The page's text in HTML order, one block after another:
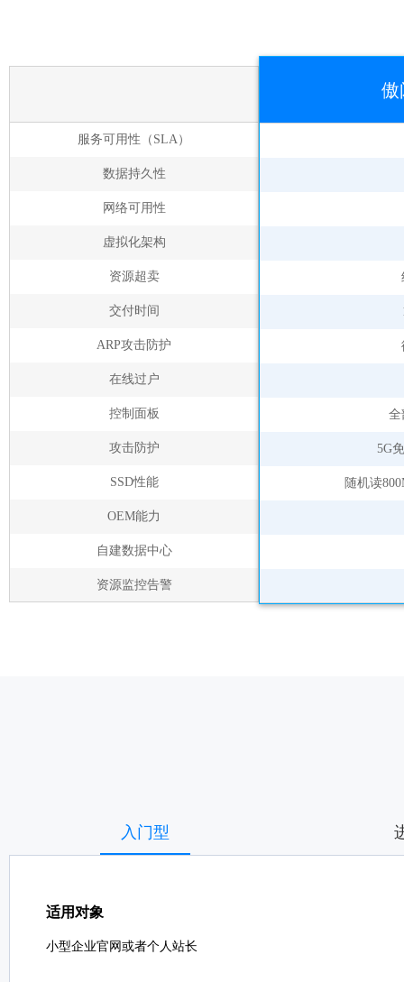
服务可用性（SLA）
数据持久性
网络可用性
虚拟化架构
资源超卖
交付时间
ARP攻击防护
在线过户
控制面板
攻击防护
SSD性能
OEM能力
自建数据中心
资源监控告警
傲
全
5G
随机读
入门型
适用对象
小型企业官网或者个人站长